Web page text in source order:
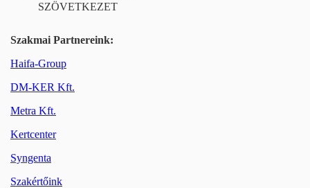
SZÖVETKEZET
Szakmai Partnereink:
Haifa-Group
DM-KER Kft.
Metra Kft.
Kertcenter
Syngenta
Szakértőink